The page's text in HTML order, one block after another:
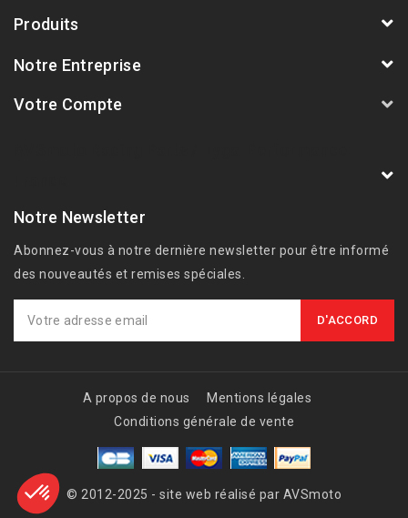
Produits
Notre Entreprise
Votre Compte
Notre Newsletter
Abonnez-vous à notre dernière newsletter pour être informé
des nouveautés et remises spéciales.
A propos de nous
Mentions légales
Conditions générale de vente
© 2012-2025 - site web réalisé par AVSmoto